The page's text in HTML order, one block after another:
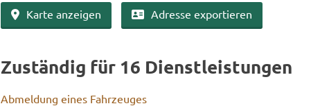
Karte an­zei­gen Adres­se ex­por­tie­ren
Zu­stän­dig für 16 Dienst­leis­tun­gen
Ab­mel­dung eines Fahr­zeu­ges